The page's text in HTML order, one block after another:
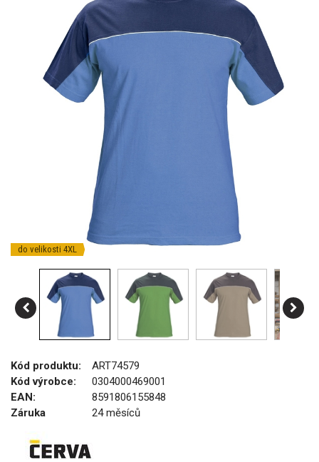
do velikosti 4XL
Kód produktu:
ART74579
Kód výrobce:
0304000469001
EAN:
8591806155848
Záruka
24 měsíců